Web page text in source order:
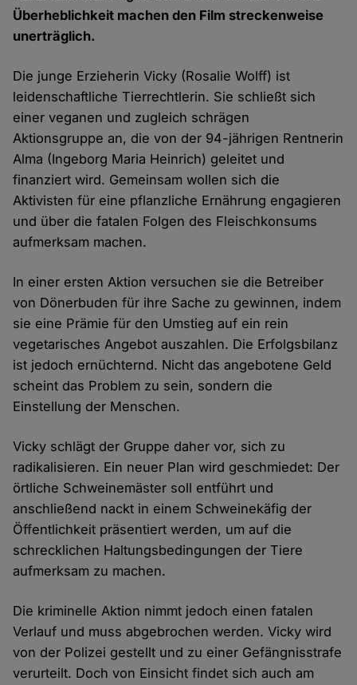
Überheblichkeit machen den Film streckenweise
unerträglich.
Die junge Erzieherin Vicky (Rosalie Wolff) ist
leidenschaftliche Tierrechtlerin. Sie schließt sich
einer veganen und zugleich schrägen
Aktionsgruppe an, die von der 94-jährigen Rentnerin
Alma (Ingeborg Maria Heinrich) geleitet und
finanziert wird. Gemeinsam wollen sich die
Aktivisten für eine pflanzliche Ernährung engagieren
und über die fatalen Folgen des Fleischkonsums
aufmerksam machen.
In einer ersten Aktion versuchen sie die Betreiber
von Dönerbuden für ihre Sache zu gewinnen, indem
sie eine Prämie für den Umstieg auf ein rein
vegetarisches Angebot auszahlen. Die Erfolgsbilanz
ist jedoch ernüchternd. Nicht das angebotene Geld
scheint das Problem zu sein, sondern die
Einstellung der Menschen.
Vicky schlägt der Gruppe daher vor, sich zu
radikalisieren. Ein neuer Plan wird geschmiedet: Der
örtliche Schweinemäster soll entführt und
anschließend nackt in einem Schweinekäfig der
Öffentlichkeit präsentiert werden, um auf die
schrecklichen Haltungsbedingungen der Tiere
aufmerksam zu machen.
Die kriminelle Aktion nimmt jedoch einen fatalen
Verlauf und muss abgebrochen werden. Vicky wird
von der Polizei gestellt und zu einer Gefängnisstrafe
verurteilt. Doch von Einsicht findet sich auch am